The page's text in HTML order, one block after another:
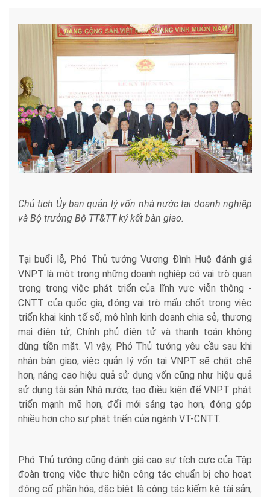
Chủ tịch Ủy ban quản lý vốn nhà nước tại doanh nghiệp
và Bộ trưởng Bộ TT&TT ký kết bàn giao.
Tại buổi lễ, Phó Thủ tướng Vương Đình Huệ đánh giá
VNPT là một trong những doanh nghiệp có vai trò quan
trọng trong việc phát triển của lĩnh vực viễn thông -
CNTT của quốc gia, đóng vai trò mấu chốt trong việc
triển khai kinh tế số, mô hình kinh doanh chia sẻ, thương
mại điện tử, Chính phủ điện tử và thanh toán không
dùng tiền mặt. Vì vậy, Phó Thủ tướng yêu cầu sau khi
nhận bàn giao, việc quản lý vốn tại VNPT sẽ chặt chẽ
hơn, nâng cao hiệu quả sử dụng vốn cũng như hiệu quả
sử dụng tài sản Nhà nước, tạo điều kiện để VNPT phát
triển mạnh mẽ hơn, đổi mới sáng tạo hơn, đóng góp
nhiều hơn cho sự phát triển của ngành VT-CNTT.
Phó Thủ tướng cũng đánh giá cao sự tích cực của Tập
đoàn trong việc thực hiện công tác chuẩn bị cho hoạt
động cổ phần hóa, đặc biệt là công tác kiểm kê tài sản,